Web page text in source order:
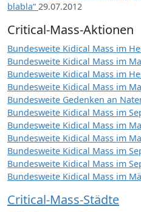
blabla“ 29.07.2012
Critical-Mass-Aktionen
Bundesweite Kidical Mass im
Bundesweite Kidical Mass im
Bundesweite Kidical Mass im
Bundesweite Kidical Mass im
Bundesweite Gedenken an
Bundesweite Kidical Mass im
Bundesweite Kidical Mass im
Bundesweite Kidical Mass im
Bundesweite Kidical Mass im
Bundesweite Kidical Mass im
Bundesweite Kidical Mass im
Critical-Mass-Städte